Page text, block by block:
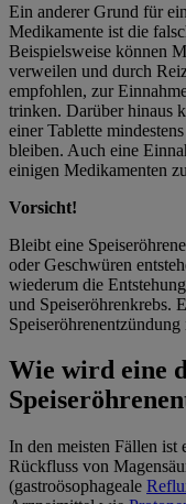
Ein anderer Grund für
Medikamente ist die
Beispielsweise können
verweilen und durch
empfohlen, zur
trinken. Darüber hinaus
einer Tablette
bleiben. Auch eine
einigen Medikamenten
Vorsicht!
Bleibt eine
oder Geschwüren
wiederum die
und Speiseröhrenkrebs.
Wie wird eine
In den meisten Fällen ist
Rückfluss von
(gastroösophageale